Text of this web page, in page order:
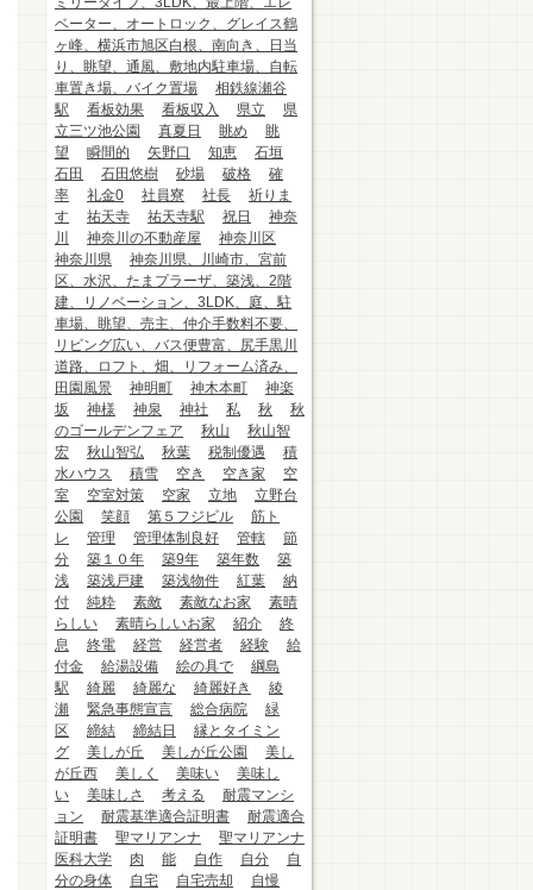
ベーター、オートロック、グレイス鶴
ヶ峰、横浜市旭区白根、南向き、日当
り、眺望、通風、敷地内駐車場、自転
車置き場、バイク置場
相鉄線瀬谷
駅
看板効果 看板収入 県立
県
立三ツ池公園
真夏日 眺め
眺
望
瞬間的 矢野口 知恵
石垣
石田
石田悠樹 砂場 破格
確
率
礼金0 社員寮 社長
祈りま
す
祐天寺 祐天寺駅 祝日
神奈
川
神奈川の不動産屋
神奈川区
神奈川県
神奈川県、川崎市、宮前
区、水沢、たまプラーザ、築浅、2階
建、リノベーション、3LDK、庭、駐
車場、眺望、売主、仲介手数料不要、
リビング広い、バス便豊富、尻手黒川
道路、ロフト、畑、リフォーム済み、
田園風景
神明町 神木本町
神楽
坂
神様 神泉 神社 私 秋
秋
のゴールデンフェア
秋山
秋山智
宏
秋山智弘 秋葉 税制優遇
積
水ハウス
積雪 空き 空き家
空
室
空室対策 空家 立地
立野台
公園
笑顔 第５フジビル
筋ト
レ
管理 管理体制良好 管轄
節
分
築１０年 築9年 築年数
築
浅
築浅戸建 築浅物件 紅葉
納
付
純粋 素敵 素敵なお家
素晴
らしい
素晴らしいお家 紹介
終
息
終電 経営 経営者 経験
給
付金
給湯設備 絵の具で
綱島
駅
綺麗 綺麗な 綺麗好き
綾
瀬
緊急事態宣言 総合病院
緑
区
締結 締結日
縁とタイミン
グ
美しが丘 美しが丘公園
美し
が丘西
美しく 美味い
美味し
い
美味しさ 考える
耐震マンシ
ョン
耐震基準適合証明書
耐震適合
証明書
聖マリアンナ
聖マリアンナ
医科大学
肉 能 自作 自分
自
分の身体
自宅 自宅売却
自慢